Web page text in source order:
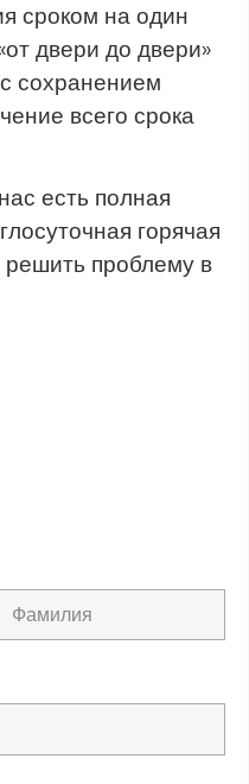
сроком на один
двери до двери»
сохранением
всего срока
есть полная
горячая
проблему в